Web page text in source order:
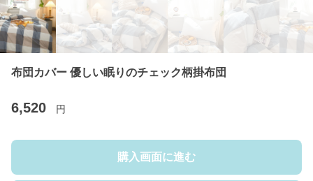
布団カバー 優しい眠りのチェック柄掛布団
6,520 円
購入画面に進む